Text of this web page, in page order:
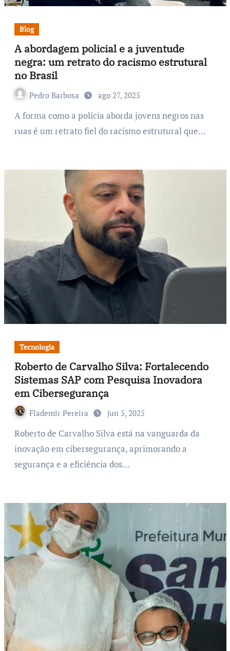
Blog
A abordagem policial e a juventude
negra: um retrato do racismo estrutural
no Brasil
Pedro Barbosa ago 27, 2025
A forma como a polícia aborda jovens negros nas
ruas é um retrato fiel do racismo estrutural que…
Tecnologia
Roberto de Carvalho Silva: Fortalecendo
Sistemas SAP com Pesquisa Inovadora
em Cibersegurança
Flademir Pereira jun 5, 2025
Roberto de Carvalho Silva está na vanguarda da
inovação em cibersegurança, aprimorando a
segurança e a eficiência dos…